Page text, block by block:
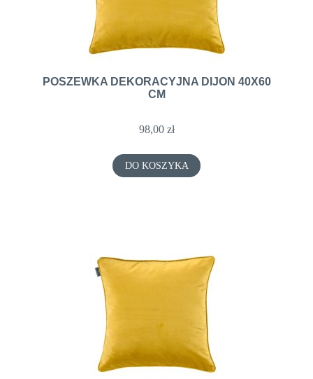
POSZEWKA DEKORACYJNA DIJON 40X60
CM
98,00 zł
DO KOSZYKA